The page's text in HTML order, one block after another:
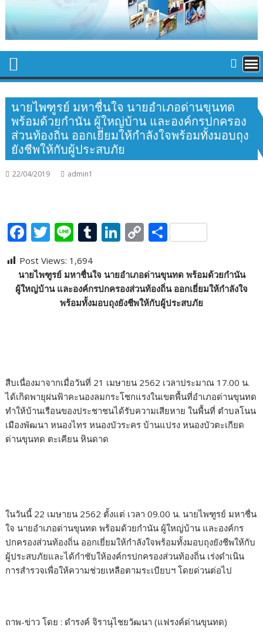
นายไพฑูรย์ มหาชื่นใจ นายอำเภอด่านขุนทด
พร้อมด้วยกำนัน ผู้ใหญ่บ้าน และองค์กรปกครอง
ส่วนท้องถิ่น ออกเยี่ยมให้กำลังใจพร้อมทั้งมอบถุง
ยังชีพให้กับผู้ประสบภัย
22/04/2019 admin1
F
e
b
T
itt
er
Li
e
T
m
bl
r
Li
k
e
dI
C
p
y
Li
S
ar
e
Post Views: 1,694
นายไพฑูรย์ มหาชื่นใจ นายอำเภอด่านขุนทด พร้อมด้วยกำนัน
ผู้ใหญ่บ้าน และองค์กรปกครองส่วนท้องถิ่น ออกเยี่ยมให้กำลังใจ
พร้อมทั้งมอบถุงยังชีพให้กับผู้ประสบภัย
สืบเนื่องมาจากเมื่อวันที่ 21 เมษายน 2562 เวลาประมาณ 17.00 น.
ได้เกิดพายุฝนฟ้าคะนองลมกระโชกแรงในเขตพื้นที่อำเภอด่านขุนทด
ทำให้บ้านเรือนของประชาชนได้รับความเสียหาย ในพื้นที่ ตำบลโนน
เมืองพัฒนา หนองไทร หนองบัวระคร บ้านแปรง หนองบัวตะเกียด
ด่านขุนทด ตะเคียน หินดาด
ในวันนี้ 22 เมษายน 2562 ตั้งแต่ เวลา 09.00 น. นายไพฑูรย์ มหาชื่น
ใจ นายอำเภอด่านขุนทด พร้อมด้วยกำนัน ผู้ใหญ่บ้าน และองค์กร
ปกครองส่วนท้องถิ่น ออกเยี่ยมให้กำลังใจพร้อมทั้งมอบถุงยังชีพให้กับ
ผู้ประสบภัยและได้กำชับให้องค์กรปกครองส่วนท้องถิ่น เร่งดำเนิน
การสำรวจเพื่อให้ความช่วยเหลือตามระเบียบฯ โดยด่วนต่อไป
ถาพ-ข่าว โดย : ดำรง​ค​์​ จิ​รา​นุ​ไชย​วัฒนา​ (แฟรงค์​ด่าน​ขุน​ทด)​